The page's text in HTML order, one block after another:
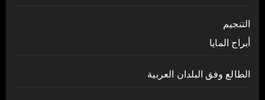
التنجيم
أبراج المايا
الطالع وفق البلدان العربية